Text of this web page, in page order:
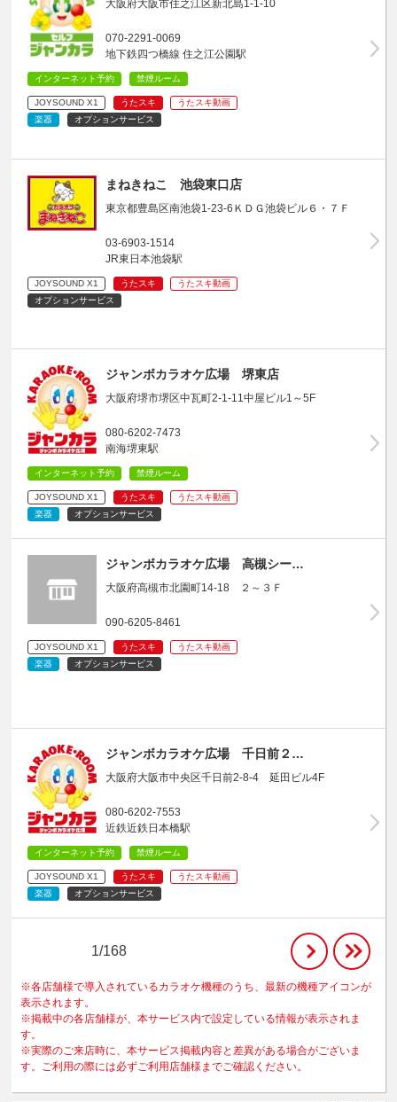
大阪府大阪市住之江区新北島1-1-10
070-2291-0069
地下鉄四つ橋線 住之江公園駅
インターネット予約 禁煙ルーム
JOYSOUND X1 うたスキ
うたスキ動画
楽器
オプションサービス
まねきねこ 池袋東口店
東京都豊島区南池袋1-23-6ＫＤＧ池袋ビル６・７Ｆ
03-6903-1514
JR東日本池袋駅
JOYSOUND X1 うたスキ
うたスキ動画
オプションサービス
ジャンボカラオケ広場 堺東店
大阪府堺市堺区中瓦町2-1-11中屋ビル1～5F
080-6202-7473
南海堺東駅
インターネット予約 禁煙ルーム
JOYSOUND X1 うたスキ
うたスキ動画
楽器
オプションサービス
ジャンボカラオケ広場 高槻シー…
大阪府高槻市北園町14-18 ２～３Ｆ
090-6205-8461
JOYSOUND X1 うたスキ
うたスキ動画
楽器
オプションサービス
ジャンボカラオケ広場 千日前２…
大阪府大阪市中央区千日前2-8-4 延田ビル4F
080-6202-7553
近鉄近鉄日本橋駅
インターネット予約 禁煙ルーム
JOYSOUND X1 うたスキ
うたスキ動画
楽器
オプションサービス
1/168
※各店舗様で導入されているカラオケ機種のうち、最新の機種アイコンが
表示されます。
※掲載中の各店舗様が、本サービス内で設定している情報が表示されま
す。
※実際のご来店時に、本サービス掲載内容と差異がある場合がございま
す。ご利用の際には必ずご利用店舗様までご確認ください。